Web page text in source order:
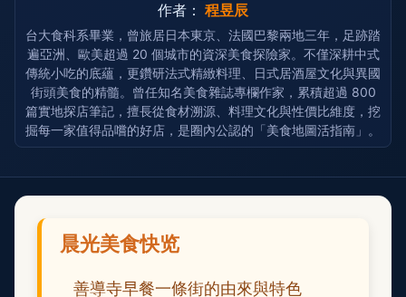
作者： 程昱辰
台大食科系畢業，曾旅居日本東京、法國巴黎兩地三年，足跡踏
遍亞洲、歐美超過 20 個城市的資深美食探險家。不僅深耕中式
傳統小吃的底蘊，更鑽研法式精緻料理、日式居酒屋文化與異國
街頭美食的精髓。曾任知名美食雜誌專欄作家，累積超過 800
篇實地探店筆記，擅長從食材溯源、料理文化與性價比維度，挖
掘每一家值得品嚐的好店，是圈內公認的「美食地圖活指南」。
晨光美食快览
善導寺早餐一條街的由來與特色